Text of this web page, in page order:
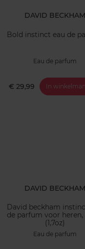
DAVID BECKHAM
Bold instinct eau de
Eau de parfum
€ 29,99 In
DAVID BECKHAM
David beckham
de parfum voor heren,
(1,7oz)
Eau de parfum